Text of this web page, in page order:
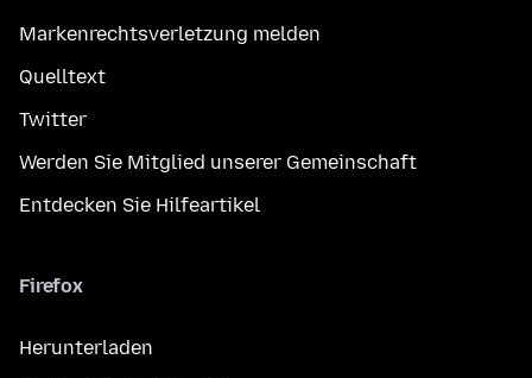
Markenrechtsverletzung melden
Quelltext
Twitter
Werden Sie Mitglied unserer Gemeinschaft
Entdecken Sie Hilfeartikel
Firefox
Herunterladen